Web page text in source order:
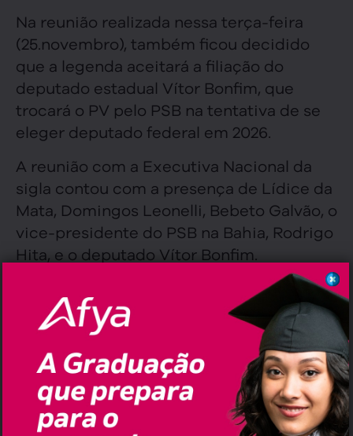
Na reunião realizada nessa terça-feira
(25.novembro), também ficou decidido
que a legenda aceitará a filiação do
deputado estadual Vítor Bonfim, que
trocará o PV pelo PSB na tentativa de se
eleger deputado federal em 2026.
A reunião com a Executiva Nacional da
sigla contou com a presença de Lídice da
Mata, Domingos Leonelli, Bebeto Galvão, o
vice-presidente do PSB na Bahia, Rodrigo
Hita, e o deputado Vítor Bonfim.
Facebook
TwitterWhatsApp
Negromonte Jr,Partido,Pauta Política,PSB